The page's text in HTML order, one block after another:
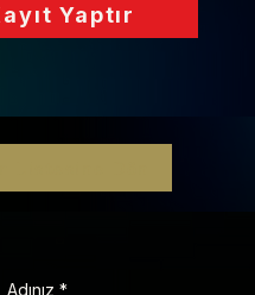
Yaptır
Adınız *